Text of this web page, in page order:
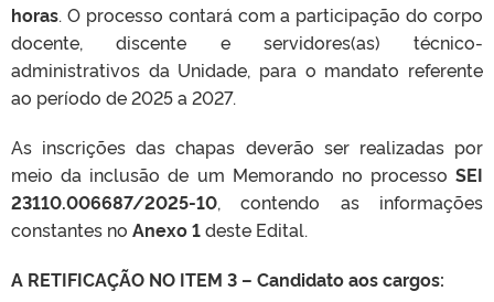
horas. O processo contará com a participação do corpo
docente, discente e servidores(as) técnico-
administrativos da Unidade, para o mandato referente
ao período de 2025 a 2027.
As inscrições das chapas deverão ser realizadas por
meio da inclusão de um Memorando no processo SEI
23110.006687/2025-10, contendo as informações
constantes no Anexo 1deste Edital.
A RETIFICAÇÃO NO ITEM 3 – Candidato aos cargos: